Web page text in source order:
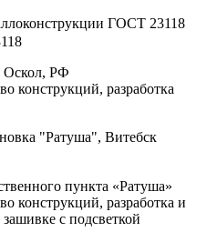
Оскол, РФ
конструкций, разработка
пункта «Ратуша»
конструкций, разработка и
с подсветкой